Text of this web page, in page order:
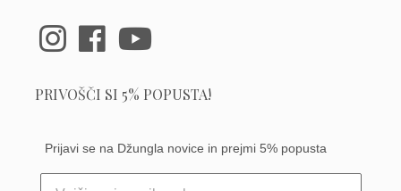
PRIVOŠČI SI 5% POPUSTA!
Prijavi se na Džungla novice in prejmi 5% popusta